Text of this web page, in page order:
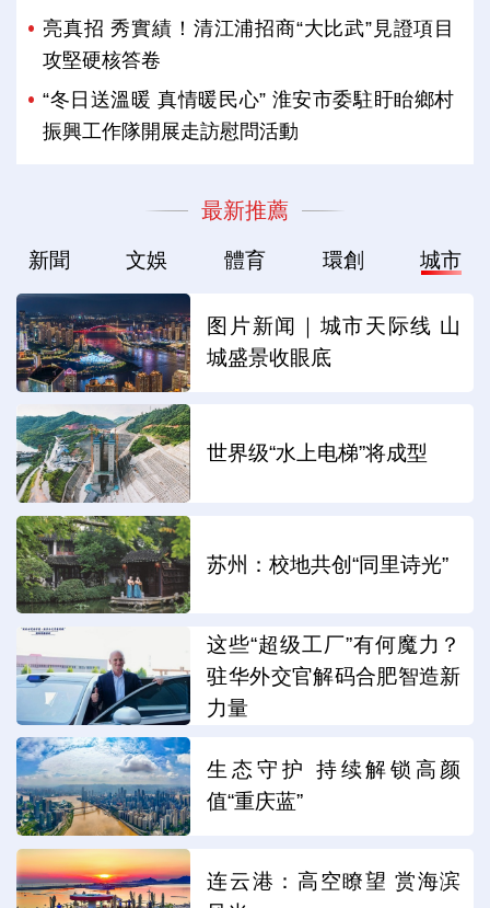
亮真招 秀實績！清江浦招商“大比武”見證項目
攻堅硬核答卷
“冬日送溫暖 真情暖民心” 淮安市委駐盱眙鄉村
振興工作隊開展走訪慰問活動
最新推薦
新聞 文娛 體育 環創 城市
图片新闻｜城市天际线 山
城盛景收眼底
世界级“水上电梯”将成型
苏州：校地共创“同里诗光”
这些“超级工厂”有何魔力？
驻华外交官解码合肥智造新
力量
生态守护 持续解锁高颜
值“重庆蓝”
连云港：高空瞭望 赏海滨